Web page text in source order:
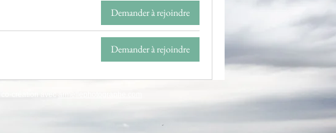
Demander à rejoindre
Demander à rejoindre